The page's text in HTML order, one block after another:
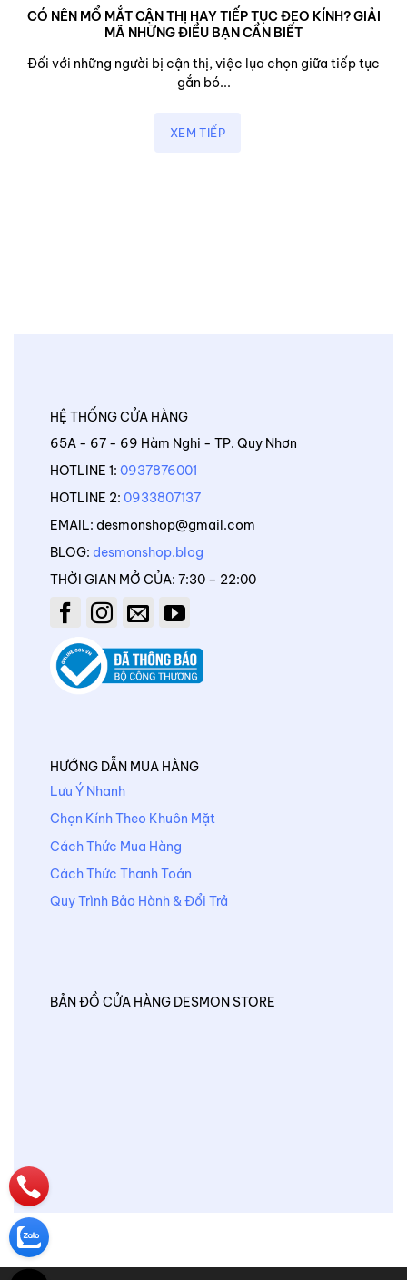
CÓ NÊN MỔ MẮT CẬN THỊ HAY TIẾP TỤC ĐEO KÍNH? GIẢI
MÃ NHỮNG ĐIỀU BẠN CẦN BIẾT
Đối với những người bị cận thị, việc lụa chọn giữa tiếp tục
gắn bó...
XEM TIẾP
HỆ THỐNG CỬA HÀNG
65A - 67 - 69 Hàm Nghi - TP. Quy Nhơn
HOTLINE 1: 0937876001
HOTLINE 2: 0933807137
EMAIL: desmonshop@gmail.com
BLOG: desmonshop.blog
THỜI GIAN MỞ CỦA: 7:30 – 22:00
HƯỚNG DẪN MUA HÀNG
Lưu Ý Nhanh
Chọn Kính Theo Khuôn Mặt
Cách Thức Mua Hàng
Cách Thức Thanh Toán
Quy Trình Bảo Hành & Đổi Trả
BẢN ĐỒ CỬA HÀNG DESMON STORE